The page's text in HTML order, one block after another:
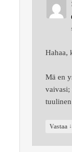
Hahaa,
Mä en
vaivasi;
Vastaa ↓